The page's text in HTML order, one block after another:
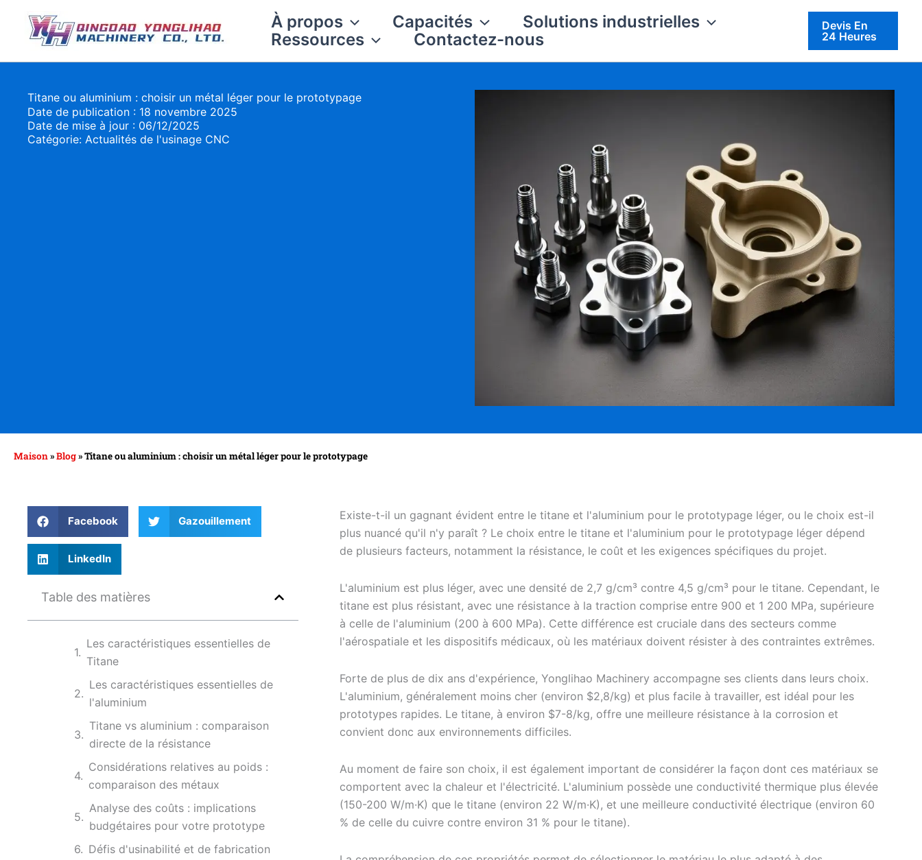
À propos Capacités
Solutions industrielles
Ressources
Contactez-nous
Devis En
24 Heures
Titane ou aluminium : choisir un métal léger pour le prototypage
Date de publication : 18 novembre 2025
Date de mise à jour : 06/12/2025
Catégorie: Actualités de l'usinage CNC
Maison »Blog»Titane ou aluminium : choisir un métal léger pour le prototypage
Facebook Gazouillement
LinkedIn
Table des matières
Les caractéristiques essentielles de
Titane
Les caractéristiques essentielles de
l'aluminium
Titane vs aluminium : comparaison
directe de la résistance
Considérations relatives au poids :
comparaison des métaux
Analyse des coûts : implications
budgétaires pour votre prototype
Défis d'usinabilité et de fabrication
Existe-t-il un gagnant évident entre le titane et l'aluminium pour le prototypage léger, ou le choix est-il
plus nuancé qu'il n'y paraît ? Le choix entre le titane et l'aluminium pour le prototypage léger dépend
de plusieurs facteurs, notamment la résistance, le coût et les exigences spécifiques du projet.
L'aluminium est plus léger, avec une densité de 2,7 g/cm³ contre 4,5 g/cm³ pour le titane. Cependant, le
titane est plus résistant, avec une résistance à la traction comprise entre 900 et 1 200 MPa, supérieure
à celle de l'aluminium (200 à 600 MPa). Cette différence est cruciale dans des secteurs comme
l'aérospatiale et les dispositifs médicaux, où les matériaux doivent résister à des contraintes extrêmes.
Forte de plus de dix ans d'expérience, Yonglihao Machinery accompagne ses clients dans leurs choix.
L'aluminium, généralement moins cher (environ $2,8/kg) et plus facile à travailler, est idéal pour les
prototypes rapides. Le titane, à environ $7-8/kg, offre une meilleure résistance à la corrosion et
convient donc aux environnements difficiles.
Au moment de faire son choix, il est également important de considérer la façon dont ces matériaux se
comportent avec la chaleur et l'électricité. L'aluminium possède une conductivité thermique plus élevée
(150-200 W/m·K) que le titane (environ 22 W/m·K), et une meilleure conductivité électrique (environ 60
% de celle du cuivre contre environ 31 % pour le titane).